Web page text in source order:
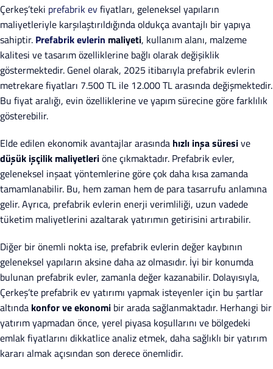
Çerkeş’teki prefabrik evfiyatları, geleneksel yapıların
maliyetleriyle karşılaştırıldığında oldukça avantajlı bir yapıya
sahiptir. Prefabrik evlerin maliyeti, kullanım alanı, malzeme
kalitesi ve tasarım özelliklerine bağlı olarak değişiklik
göstermektedir. Genel olarak, 2025 itibarıyla prefabrik evlerin
metrekare fiyatları 7.500 TL ile 12.000 TL arasında değişmektedir.
Bu fiyat aralığı, evin özelliklerine ve yapım sürecine göre farklılık
gösterebilir.
Elde edilen ekonomik avantajlar arasında hızlı inşa süresive
düşük işçilik maliyetleriöne çıkmaktadır. Prefabrik evler,
geleneksel inşaat yöntemlerine göre çok daha kısa zamanda
tamamlanabilir. Bu, hem zaman hem de para tasarrufu anlamına
gelir. Ayrıca, prefabrik evlerin enerji verimliliği, uzun vadede
tüketim maliyetlerini azaltarak yatırımın getirisini artırabilir.
Diğer bir önemli nokta ise, prefabrik evlerin değer kaybının
geleneksel yapıların aksine daha az olmasıdır. İyi bir konumda
bulunan prefabrik evler, zamanla değer kazanabilir. Dolayısıyla,
Çerkeş’te prefabrik ev yatırımı yapmak isteyenler için bu şartlar
altında konfor ve ekonomi bir arada sağlanmaktadır. Herhangi bir
yatırım yapmadan önce, yerel piyasa koşullarını ve bölgedeki
emlak fiyatlarını dikkatlice analiz etmek, daha sağlıklı bir yatırım
kararı almak açısından son derece önemlidir.